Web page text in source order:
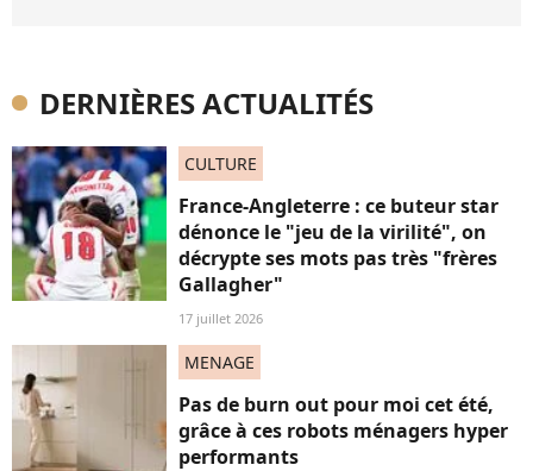
DERNIÈRES ACTUALITÉS
CULTURE
France-Angleterre : ce buteur star
dénonce le "jeu de la virilité", on
décrypte ses mots pas très "frères
Gallagher"
17 juillet 2026
MENAGE
Pas de burn out pour moi cet été,
grâce à ces robots ménagers hyper
performants